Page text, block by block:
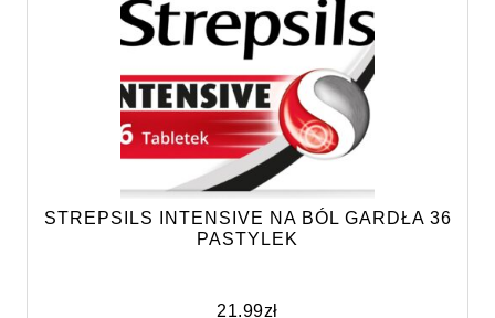
STREPSILS INTENSIVE NA BÓL GARDŁA 36
PASTYLEK
21.99zł